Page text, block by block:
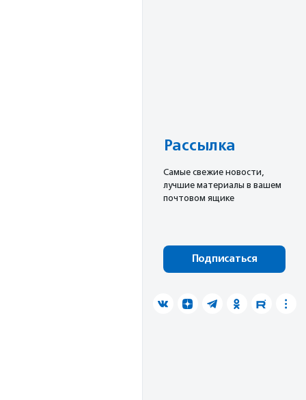
Рассылка
Cамые свежие новости,
лучшие материалы в вашем
почтовом ящике
Подписаться